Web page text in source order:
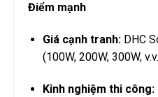
Điểm mạnh
Giá cạnh tranh:DHC
(100W, 200W, 300W,
Kinh nghiệm thi công: